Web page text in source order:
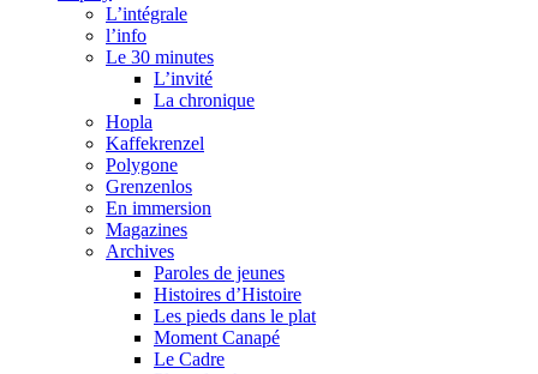
L’intégrale
l’info
Le 30 minutes
L’invité
La chronique
Hopla
Kaffekrenzel
Polygone
Grenzenlos
En immersion
Magazines
Archives
Paroles de jeunes
Histoires d’Histoire
Les pieds dans le plat
Moment Canapé
Le Cadre